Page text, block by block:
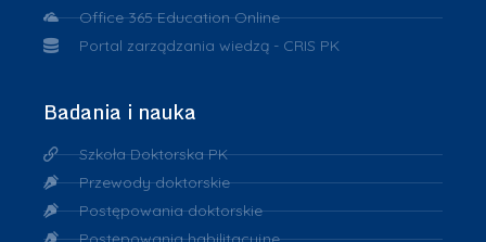
Office 365 Education Online
Portal zarządzania wiedzą - CRIS PK
Badania i nauka
Szkoła Doktorska PK
Przewody doktorskie
Postępowania doktorskie